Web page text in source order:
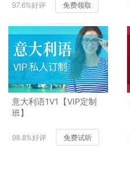
97.6%好评 免费领取
意大利语1V1【VIP定制
班】
98.8%好评 免费试听